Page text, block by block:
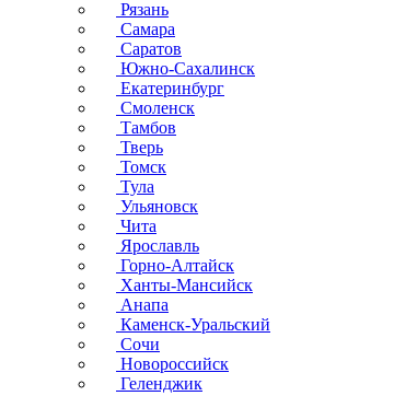
Рязань
Самара
Саратов
Южно-Сахалинск
Екатеринбург
Смоленск
Тамбов
Тверь
Томск
Тула
Ульяновск
Чита
Ярославль
Горно-Алтайск
Ханты-Мансийск
Анапа
Каменск-Уральский
Сочи
Новороссийск
Геленджик